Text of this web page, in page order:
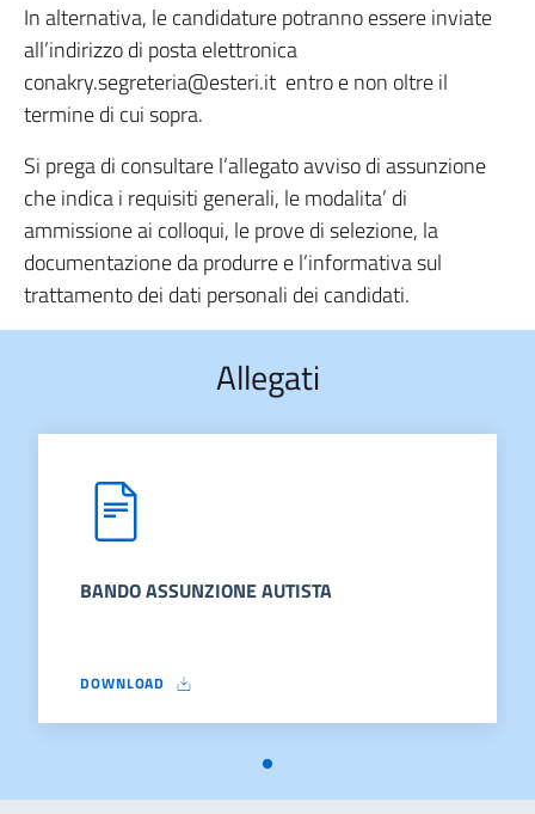
In alternativa, le candidature potranno essere inviate
all’indirizzo di posta elettronica
conakry.segreteria@esteri.it entro e non oltre il
termine di cui sopra.
Si prega di consultare l’allegato avviso di assunzione
che indica i requisiti generali, le modalita’ di
ammissione ai colloqui, le prove di selezione, la
documentazione da produrre e l’informativa sul
trattamento dei dati personali dei candidati.
Allegati
BANDO ASSUNZIONE AUTISTA
DOWNLOAD
BANDO ASSUNZIONE AUTISTA